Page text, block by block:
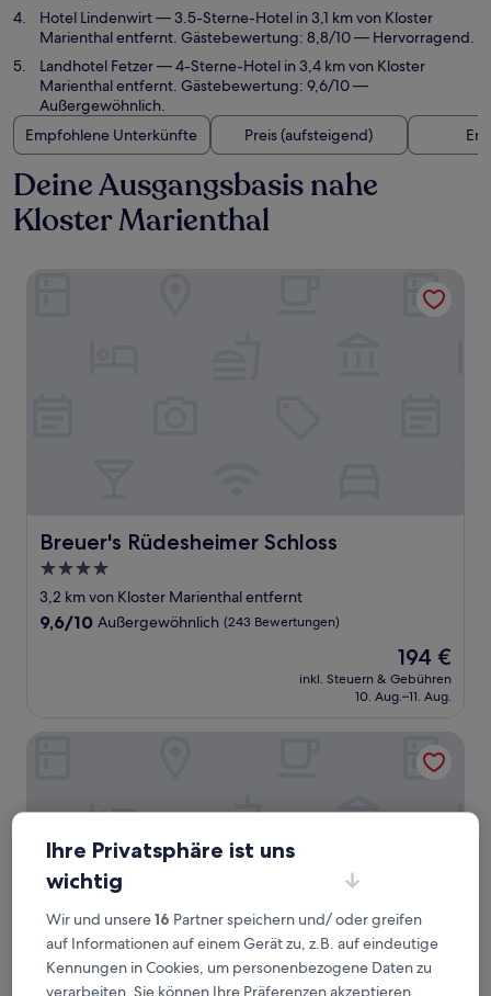
Hotel Lindenwirt— 3.5-Sterne-Hotel in 3,1 km von Kloster
Marienthal entfernt. Gästebewertung: 8,8/10 — Hervorragend.
Landhotel Fetzer— 4-Sterne-Hotel in 3,4 km von Kloster
Marienthal entfernt. Gästebewertung: 9,6/10 —
Außergewöhnlich.
Empfohlene Unterkünfte
Preis (aufsteigend)
Deine Ausgangsbasis nahe
Kloster Marienthal
Breuer's Rüdesheimer Schloss
Breuer's Rüdesheimer Schloss
4.0-
Sterne-
Unterkunft
3,2 km von Kloster Marienthal entfernt
9.6
9,6/10 Außergewöhnlich (243 Bewertungen)
Der
Preis
beträgt
194 €
inkl. Steuern & Gebühren
10. Aug.–11. Aug.
Ihre Privatsphäre ist uns
wichtig
Wir und unsere16 Partner speichern und/ oder greifen
auf Informationen auf einem Gerät zu, z.B. auf eindeutige
Kennungen in Cookies, um personenbezogene Daten zu
verarbeiten. Sie können Ihre Präferenzen akzeptieren